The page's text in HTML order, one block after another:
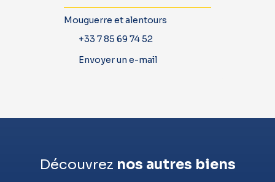
Mouguerre et alentours
+33 7 85 69 74 52
Envoyer un e-mail
Découvrez nos autres biens